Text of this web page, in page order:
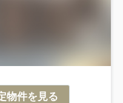
物件を見る